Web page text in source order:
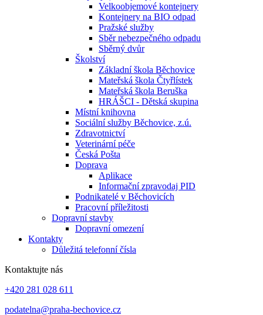
Velkoobjemové kontejnery
Kontejnery na BIO odpad
Pražské služby
Sběr nebezpečného odpadu
Sběrný dvůr
Školství
Základní škola Běchovice
Mateřská škola Čtyřlístek
Mateřská škola Beruška
HRÁŠCI - Dětská skupina
Místní knihovna
Sociální služby Běchovice, z.ú.
Zdravotnictví
Veterinární péče
Česká Pošta
Doprava
Aplikace
Informační zpravodaj PID
Podnikatelé v Běchovicích
Pracovní příležitosti
Dopravní stavby
Dopravní omezení
Kontakty
Důležitá telefonní čísla
Kontaktujte nás
+420 281 028 611
podatelna@praha-bechovice.cz